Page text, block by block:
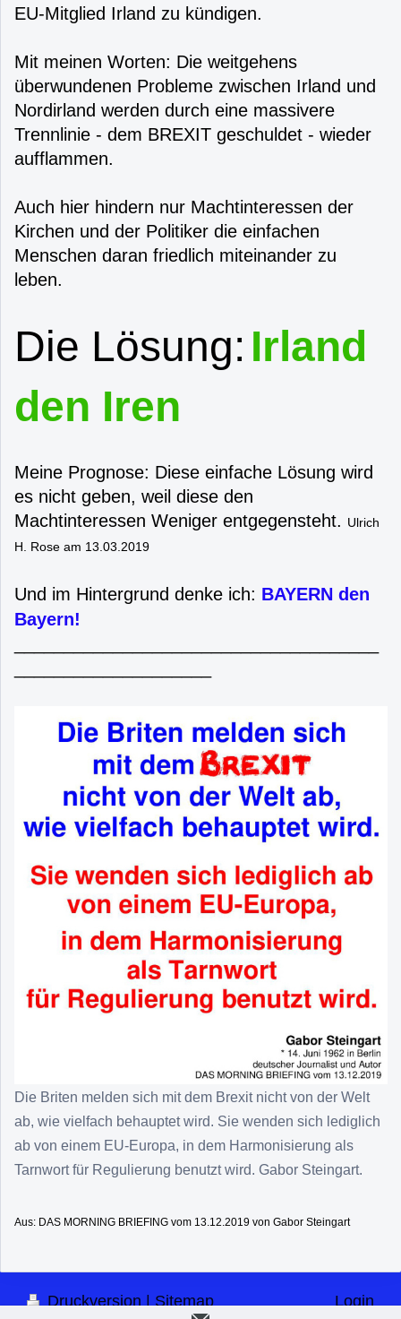
EU-Mitglied Irland zu kündigen.
Mit meinen Worten: Die weitgehens
überwundenen Probleme zwischen Irland und
Nordirland werden durch eine massivere
Trennlinie - dem BREXIT geschuldet - wieder
aufflammen.
Auch hier hindern nur Machtinteressen der
Kirchen und der Politiker die einfachen
Menschen daran friedlich miteinander zu
leben.
Die Lösung: Irland
den Iren
Meine Prognose: Diese einfache Lösung wird
es nicht geben, weil diese den
Machtinteressen Weniger entgegensteht. Ulrich
H. Rose am 13.03.2019
Und im Hintergrund denke ich: BAYERN den
Bayern!
Die Briten melden sich mit dem Brexit nicht von der Welt
ab, wie vielfach behauptet wird. Sie wenden sich lediglich
ab von einem EU-Europa, in dem Harmonisierung als
Tarnwort für Regulierung benutzt wird. Gabor Steingart.
Aus: DAS MORNING BRIEFING vom 13.12.2019 von Gabor Steingart
Druckversion| Sitemap
Login